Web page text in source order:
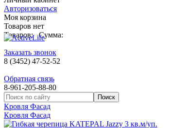
Авторизоваться
Моя корзина
Товаров нет
Товаров: Сумма:
Заказать звонок
8 (3452) 47-52-52
Обратная связь
8-961-205-88-80
Кровля Фасад
Кровля Фасад